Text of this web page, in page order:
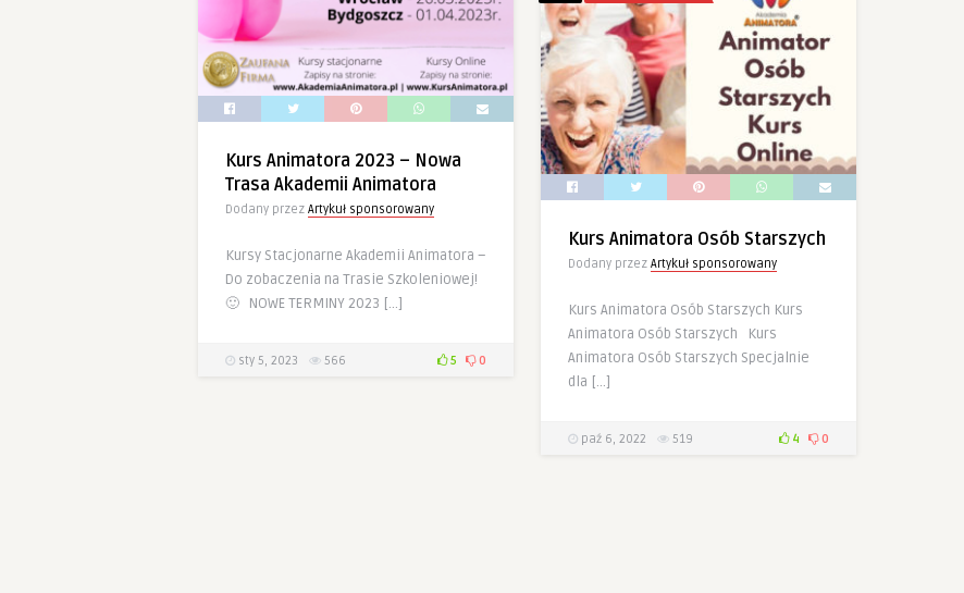
Kurs Animatora 2023 – Nowa
Trasa Akademii Animatora
Dodany przez Artykuł sponsorowany
Kursy Stacjonarne Akademii Animatora –
Do zobaczenia na Trasie Szkoleniowej!
🙂 NOWE TERMINY 2023 […]
sty 5, 2023 566 5 0
Kurs Animatora Osób Starszych
Dodany przez Artykuł sponsorowany
Kurs Animatora Osób Starszych Kurs
Animatora Osób Starszych Kurs
Animatora Osób Starszych Specjalnie
dla […]
paź 6, 2022 519 4 0